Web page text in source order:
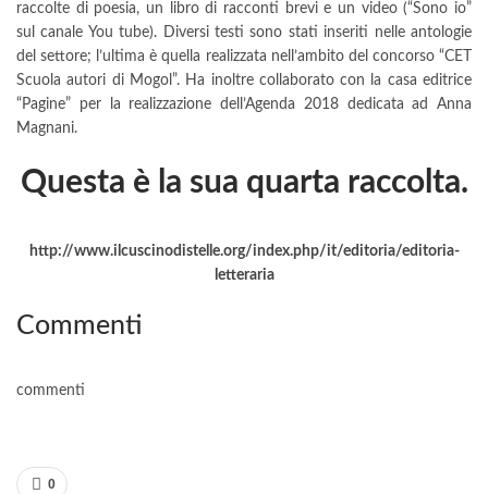
raccolte di poesia, un libro di racconti brevi e un video (“Sono io”
sul canale You tube). Diversi testi sono stati inseriti nelle antologie
del settore; l’ultima è quella realizzata nell’ambito del concorso “CET
Scuola autori di Mogol”. Ha inoltre collaborato con la casa editrice
“Pagine” per la realizzazione dell’Agenda 2018 dedicata ad Anna
Magnani.
Questa è la sua quarta raccolta.
http://www.ilcuscinodistelle.org/index.php/it/editoria/editoria-
letteraria
Commenti
commenti
0